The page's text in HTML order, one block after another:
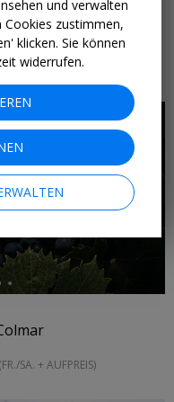
Bergen
SA. + AUFPREIS)
und verwalten
Cookies zustimmen,
klicken. Sie können
widerrufen.